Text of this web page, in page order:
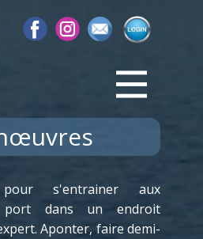
s'entrainer aux
port dans un endroit
Aponter, faire demi-